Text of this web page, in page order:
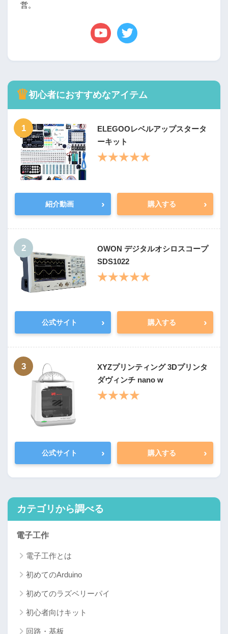
営。
♛初心者におすすめなアイテム
1
ELEGOOレベルアップスタータ
ーキット
★★★★★
紹介動画 › 購入する ›
2
OWON デジタルオシロスコープ
SDS1022
★★★★★
公式サイト › 購入する ›
3
XYZプリンティング 3Dプリンタ
ダヴィンチ nano w
★★★★
公式サイト › 購入する ›
カテゴリから調べる
電子工作
電子工作とは
初めてのArduino
初めてのラズベリーパイ
初心者向けキット
回路・基板